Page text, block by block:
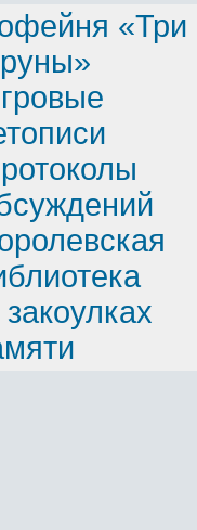
«Три